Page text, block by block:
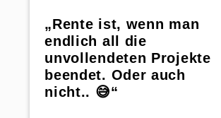
„Rente ist, wenn man
endlich all die
unvollendeten Projekte
beendet. Oder auch
nicht.. 😅“